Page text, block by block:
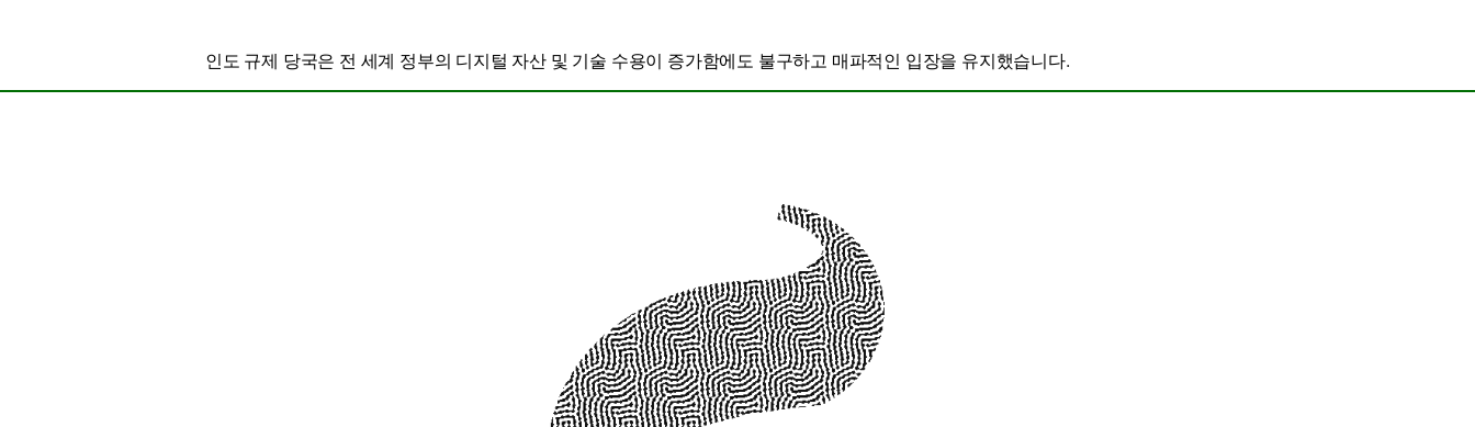
인도 규제 당국은 전 세계 정부의 디지털 자산 및 기술 수용이 증가함에도 불구하고 매파적인 입장을 유지했습니다.